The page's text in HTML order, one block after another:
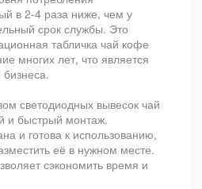
в 2-4 раза ниже, чем у
срок службы. Это
табличка чай кофе
многих лет, что является
светодиодных вывесок чай
и быстрый монтаж.
и готова к использованию,
её в нужном месте.
сэкономить время и